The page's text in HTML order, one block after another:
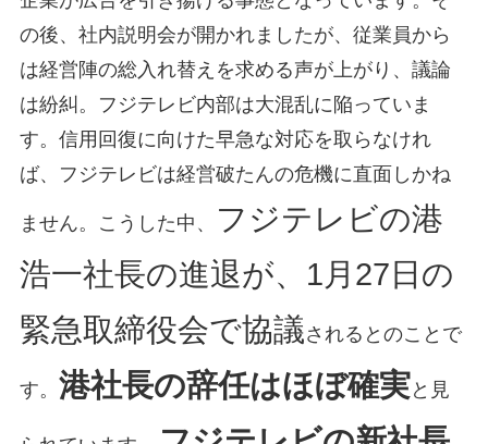
の後、社内説明会が開かれましたが、従業員から
は経営陣の総入れ替えを求める声が上がり、議論
は紛糾。フジテレビ内部は大混乱に陥っていま
す。信用回復に向けた早急な対応を取らなけれ
ば、フジテレビは経営破たんの危機に直面しかね
ません。こうした中、
フジテレビの港
浩一社長の進退が、1月27日の
緊急取締役会で協議されるとのことで
す。 港社長の辞任はほぼ確実と見